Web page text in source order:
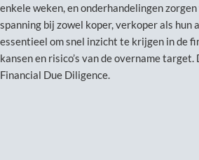
enkele weken, en onderhandelingen
spanning bij zowel koper, verkoper als hun
essentieel om snel inzicht te krijgen in de
kansen en risico’s van de overname
Financial Due Diligence.